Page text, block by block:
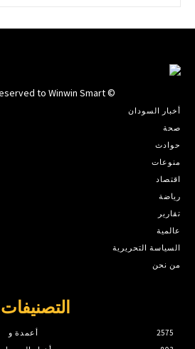
© All rights reserved to Winwin Smart
أخبار السودان
صحة
حوادث
منوعات
اقتصاد
رياضة
تقارير
عالمية
السياسة التحريرية
من نحن
التصنيفات
أعمدة و
2575